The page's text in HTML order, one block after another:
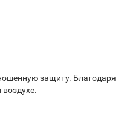
защиту. Благодаря